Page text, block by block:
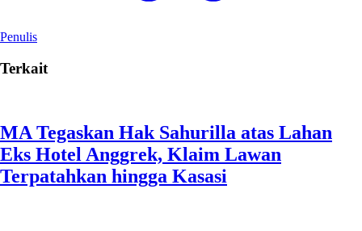
Penulis
Terkait
MA Tegaskan Hak Sahurilla atas Lahan
Eks Hotel Anggrek, Klaim Lawan
Terpatahkan hingga Kasasi